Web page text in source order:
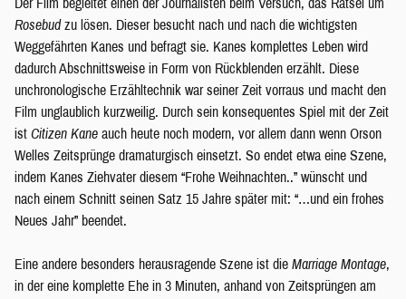
Der Film begleitet einen der Journalisten beim Versuch, das Rätsel um
Rosebudzu lösen. Dieser besucht nach und nach die wichtigsten
Weggefährten Kanes und befragt sie. Kanes komplettes Leben wird
dadurch Abschnittsweise in Form von Rückblenden erzählt. Diese
unchronologische Erzähltechnik war seiner Zeit vorraus und macht den
Film unglaublich kurzweilig. Durch sein konsequentes Spiel mit der Zeit
ist Citizen Kane auch heute noch modern, vor allem dann wenn Orson
Welles Zeitsprünge dramaturgisch einsetzt. So endet etwa eine Szene,
indem Kanes Ziehvater diesem “Frohe Weihnachten..” wünscht und
nach einem Schnitt seinen Satz 15 Jahre später mit: “…und ein frohes
Neues Jahr” beendet.
Eine andere besonders herausragende Szene ist die Marriage Montage,
in der eine komplette Ehe in 3 Minuten, anhand von Zeitsprüngen am